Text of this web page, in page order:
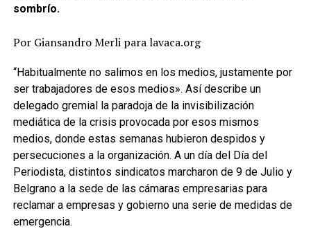
sombrío.
Por Giansandro Merli para lavaca.org
“Habitualmente no salimos en los medios, justamente por
ser trabajadores de esos medios». Así describe un
delegado gremial la paradoja de la invisibilización
mediática de la crisis provocada por esos mismos
medios, donde estas semanas hubieron despidos y
persecuciones a la organización. A un día del Día del
Periodista, distintos sindicatos marcharon de 9 de Julio y
Belgrano a la sede de las cámaras empresarias para
reclamar a empresas y gobierno una serie de medidas de
emergencia.